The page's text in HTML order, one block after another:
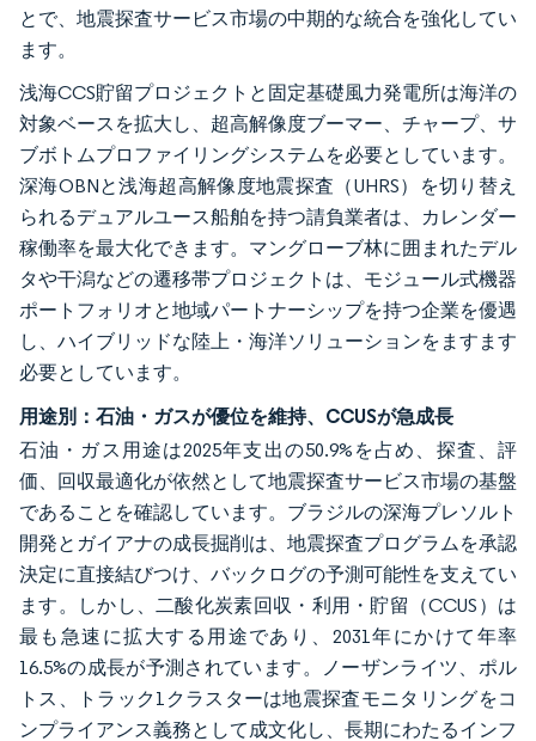
とで、地震探査サービス市場の中期的な統合を強化してい
ます。
浅海CCS貯留プロジェクトと固定基礎風力発電所は海洋の
対象ベースを拡大し、超高解像度ブーマー、チャープ、サ
ブボトムプロファイリングシステムを必要としています。
深海OBNと浅海超高解像度地震探査（UHRS）を切り替え
られるデュアルユース船舶を持つ請負業者は、カレンダー
稼働率を最大化できます。マングローブ林に囲まれたデル
タや干潟などの遷移帯プロジェクトは、モジュール式機器
ポートフォリオと地域パートナーシップを持つ企業を優遇
し、ハイブリッドな陸上・海洋ソリューションをますます
必要としています。
用途別：石油・ガスが優位を維持、CCUSが急成長
石油・ガス用途は2025年支出の50.9%を占め、探査、評
価、回収最適化が依然として地震探査サービス市場の基盤
であることを確認しています。ブラジルの深海プレソルト
開発とガイアナの成長掘削は、地震探査プログラムを承認
決定に直接結びつけ、バックログの予測可能性を支えてい
ます。しかし、二酸化炭素回収・利用・貯留（CCUS）は
最も急速に拡大する用途であり、2031年にかけて年率
16.5%の成長が予測されています。ノーザンライツ、ポル
トス、トラック1クラスターは地震探査モニタリングをコ
ンプライアンス義務として成文化し、長期にわたるインフ